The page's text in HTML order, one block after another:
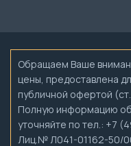
Обращаем Ваше
цены, предоставлена
публичной офертой
Полную информацию об
уточняйте по тел.: +7
Лиц.№ Л041-01162-50/